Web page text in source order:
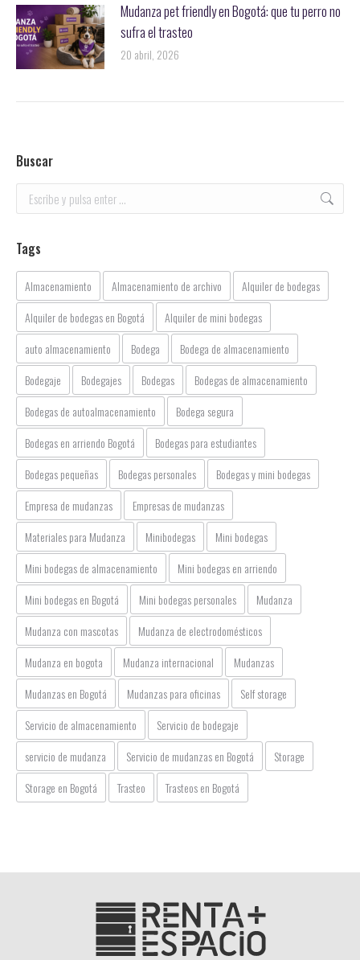
Mudanza pet friendly en Bogotá: que tu perro no
sufra el trasteo
20 abril, 2026
Buscar
Buscar:
Tags
Almacenamiento Almacenamiento de archivo
Alquiler de bodegas
Alquiler de bodegas en Bogotá
Alquiler de mini bodegas
auto almacenamiento
Bodega
Bodega de almacenamiento
Bodegaje
Bodegajes Bodegas
Bodegas de almacenamiento
Bodegas de autoalmacenamiento
Bodega segura
Bodegas en arriendo Bogotá
Bodegas para estudiantes
Bodegas pequeñas
Bodegas personales
Bodegas y mini bodegas
Empresa de mudanzas
Empresas de mudanzas
Materiales para Mudanza
Minibodegas
Mini bodegas
Mini bodegas de almacenamiento
Mini bodegas en arriendo
Mini bodegas en Bogotá
Mini bodegas personales
Mudanza
Mudanza con mascotas
Mudanza de electrodomésticos
Mudanza en bogota
Mudanza internacional
Mudanzas
Mudanzas en Bogotá
Mudanzas para oficinas
Self storage
Servicio de almacenamiento
Servicio de bodegaje
servicio de mudanza
Servicio de mudanzas en Bogotá
Storage
Storage en Bogotá
Trasteo Trasteos en Bogotá